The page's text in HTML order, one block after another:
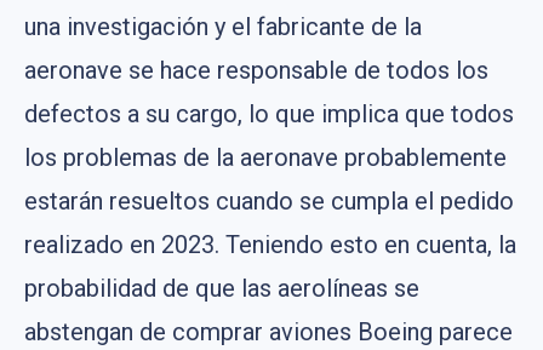
una investigación y el fabricante de la
aeronave se hace responsable de todos los
defectos a su cargo, lo que implica que todos
los problemas de la aeronave probablemente
estarán resueltos cuando se cumpla el pedido
realizado en 2023. Teniendo esto en cuenta, la
probabilidad de que las aerolíneas se
abstengan de comprar aviones Boeing parece